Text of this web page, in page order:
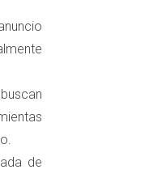
en
que una
tu
de